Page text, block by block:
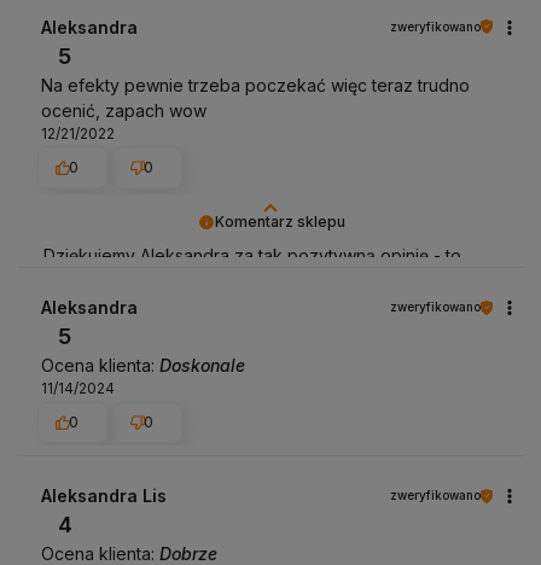
Komentarz sklepu
Dziękujemy Aleksandra za tak pozytywną opinię - to
zobaczenia :)
Aleksandra zweryfikowano
5
Na efekty pewnie trzeba poczekać więc teraz trudno
ocenić, zapach wow
12/21/2022
0
0
Aleksandra zweryfikowano
5
Ocena klienta: Doskonale
11/14/2024
0
0
Aleksandra Lis zweryfikowano
4
Ocena klienta: Dobrze